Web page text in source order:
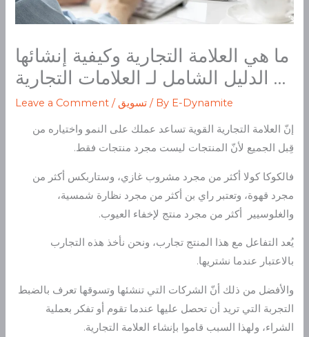
ما هي العلامة التجارية وكيفية إنشائها
… الدليل الشامل لـ العلامات التجارية
Leave a Comment / تسويق / By E-Dynamite
إنّ العلامة التجارية القوية تساعد عملك على النمو واختياره من
قِبل الجميع لأنّ المنتجات ليست مجرد منتجات فقط.
فالكوكا كولا أكثر من مجرد مشروب غازي، وستاربكس أكثر من
مجرد قهوة، وتعتبر راي بن أكثر من مجرد نظارة شمسية،
والغلوسيير أكثر من مجرد منتج لإخفاء العيوب.
يُعد التفاعل مع هذا المنتج تجارب، ونحن نأخذ هذه التجارب
بالاعتبار عندما نشتريها.
والأفضل من ذلك أنّ الشركات التي تنشئها وتسوقها تعرف بالضبط
التجربة التي تريد أن تحصل عليها عندما تقوم أو تفكر بعملية
الشراء، ولهذا السبب قاموا بإنشاء العلامة التجارية.